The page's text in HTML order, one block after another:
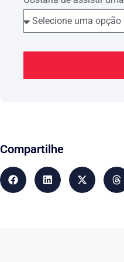
Compartilhe